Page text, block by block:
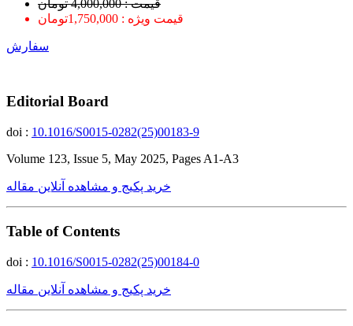
قیمت : 4,000,000 تومان
قیمت ویژه : 1,750,000تومان
سفارش
Editorial Board
doi : 10.1016/S0015-0282(25)00183-9
Volume 123, Issue 5, May 2025, Pages A1-A3
خرید پکیج و مشاهده آنلاین مقاله
Table of Contents
doi : 10.1016/S0015-0282(25)00184-0
خرید پکیج و مشاهده آنلاین مقاله